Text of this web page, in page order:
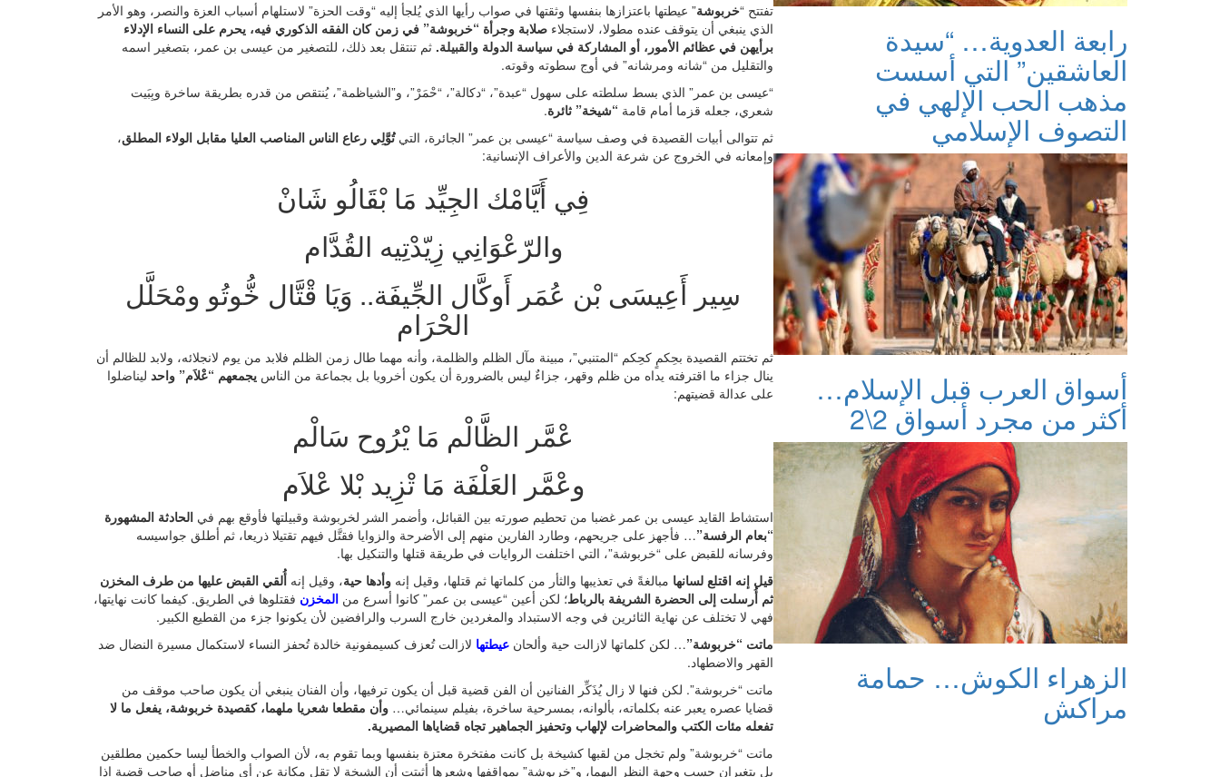
تفتتح “خربوشة” عيطتها باعتزازها بنفسها وثقتها في صواب رأيها الذي يُلجأ إليه “وقت الحزة” لاستلهام أسباب العزة والنصر، وهو الأمر
الذي ينبغي أن يتوقف عنده مطولا، لاستجلاء صلابة وجرأة “خربوشة” في زمن كان الفقه الذكوري فيه، يحرم على النساء الإدلاء
برأيهن في عظائم الأمور، أو المشاركة في سياسة الدولة والقبيلة. ثم تنتقل بعد ذلك، للتصغير من عيسى بن عمر، بتصغير اسمه
والتقليل من “شانه ومرشانه” في أوج سطوته وقوته.
“عيسى بن عمر” الذي بسط سلطته على سهول “عبدة”، “دكالة”، “حْمَرْ”، و”الشياظمة”، يُنتقص من قدره بطريقة ساخرة وبِبَيت
شعري، جعله قزما أمام قامة “شيخة” ثائرة.
ثم تتوالى أبيات القصيدة في وصف سياسة “عيسى بن عمر” الجائرة، التيتُوَّلِي رعاع الناس المناصب العليا مقابل الولاء المطلق،
وإمعانه في الخروج عن شرعة الدين والأعراف الإنسانية:
فِي أَيَّامْك الجِيِّد مَا بْقَالُو شَانْ
والرّعْوَانِي زِيّدْتِيه القُدَّام
سِير أَعِيسَى بْن عُمَر أَوكَّال الجِّيفَة.. وَيَا قْتَّال خُّوتُو ومْحَلَّل
الحْرَام
ثم تختتم القصيدة بحِكمٍ كحِكم “المتنبي”، مبينة مآل الظلم والظلمة، وأنه مهما طال زمن الظلم فلابد من يوم لانجلائه، ولابد للظالم أن
ينال جزاء ما اقترفته يداه من ظلم وقهر، جزاءٌ ليس بالضرورة أن يكون أخرويا بل بجماعة من الناس يجمعهم “عْلاَم” واحد ليناضلوا
على عدالة قضيتهم:
عْمَّر الظَّالْم مَا يْرُوح سَالْم
وعْمَّر العَلْفَة مَا تْزِيد بْلا عْلاَم
استشاط القايد عيسى بن عمر غضبا من تحطيم صورته بين القبائل، وأضمر الشر لخربوشة وقبيلتها فأوقع بهم في الحادثة المشهورة
“بعام الرفسة”… فأجهز على جريحهم، وطارد الفارين منهم إلى الأضرحة والزوايا فقتَّل فيهم تقتيلا ذريعا، ثم أطلق جواسيسه
وفرسانه للقبض على “خربوشة”، التي اختلفت الروايات في طريقة قتلها والتنكيل بها.
قيل إنه اقتلع لسانها مبالغةً في تعذيبها والثأر من كلماتها ثم قتلها، وقيل إنه وأدها حية، وقيل إنه أُلقي القبض عليها من طرف المخزن
ثم أُرسلت إلى الحضرة الشريفة بالرباط؛ لكن أعين “عيسى بن عمر” كانوا أسرع من المخزن فقتلوها في الطريق. كيفما كانت نهايتها،
فهي لا تختلف عن نهاية الثائرين في وجه الاستبداد والمغردين خارج السرب والرافضين لأن يكونوا جزء من القطيع الكبير.
ماتت “خربوشة”… لكن كلماتها لازالت حية وألحان عيطتها لازالت تُعزف كسيمفونية خالدة تُحفز النساء لاستكمال مسيرة النضال ضد
القهر والاضطهاد.
ماتت “خربوشة”. لكن فنها لا زال يُذَكِّر الفنانين أن الفن قضية قبل أن يكون ترفيها، وأن الفنان ينبغي أن يكون صاحب موقف من
قضايا عصره يعبر عنه بكلماته، بألوانه، بمسرحية ساخرة، بفيلم سينمائي… وأن مقطعا شعريا ملهما، كقصيدة خربوشة، يفعل ما لا
تفعله مئات الكتب والمحاضرات لإلهاب وتحفيز الجماهير تجاه قضاياها المصيرية.
ماتت “خربوشة” ولم تخجل من لقبها كشيخة بل كانت مفتخرة معتزة بنفسها وبما تقوم به، لأن الصواب والخطأ ليسا حكمين مطلقين
بل يتغيران حسب وجهة النظر إليهما، و”خربوشة” بمواقفها وشعرها أثبتت أن الشيخة لا تقل مكانة عن أي مناضل أو صاحب قضية إذا
رابعة العدوية… “سيدة
العاشقين” التي أسست
مذهب الحب الإلهي في
التصوف الإسلامي
أسواق العرب قبل الإسلام…
أكثر من مجرد أسواق 2\2
الزهراء الكوش… حمامة
مراكش